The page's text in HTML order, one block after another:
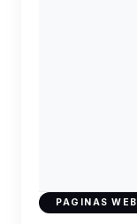
PAGINAS WEB